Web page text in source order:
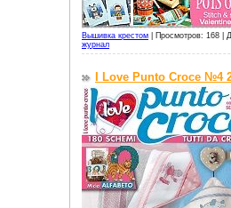
Вышивка крестом Просмотров: 168 |
журнал
I Love Punto Croce №4